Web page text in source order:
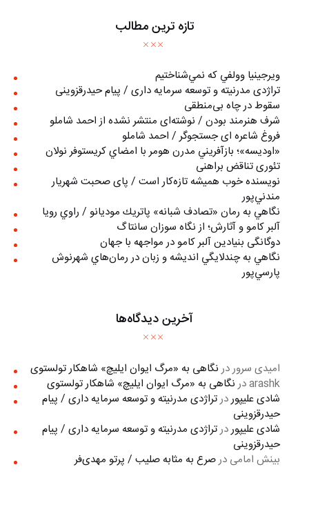
تازه ترین مطالب
ويرجينيا وولفي كه نمي‌شناختيم
تراژدی مدرنیته و توسعه سرمایه داری / پیام حیدرقزوینی
سقوط در چاه بی‌منطقی
شرف هنرمند بودن / نوشته‌ای منتشر نشده از احمد شاملو
فروغ شاعره ای جستجوگر / احمد شاملو
«اوديسه»؛ بازآفريني مدرن هومر با امضاي كريستوفر نولان
تئوری تناقض براهنی
نويسنده خوب هميشه تازه‌كار است / پای صحبت شهريار
مندني‌پور
نگاهي به رمان «تصادف شبانه» پاتريك موديانو / راوي رويا
آلبر کامو و آثارش؛ از نگاه سوزان سانتاگ
دوگانگی بنیادین آلبر کامو در مواجهه با جهان
نگاهي به چندلايگي انديشه و زبان در رمان‌هاي شهرنوش
پارسي‌پور
آخرین دیدگاه‌ها
امیدی سروردر نگاهی به «مرگ ايوان ايليچ» شاهکار تولستوی
arashkدر نگاهی به «مرگ ايوان ايليچ» شاهکار تولستوی
شادی علیپوردرتراژدی مدرنیته و توسعه سرمایه داری / پیام
حیدرقزوینی
شادی علیپوردرتراژدی مدرنیته و توسعه سرمایه داری / پیام
حیدرقزوینی
بینش امامی درصرع به مثابه صلیب / پرتو مهدی‌فر